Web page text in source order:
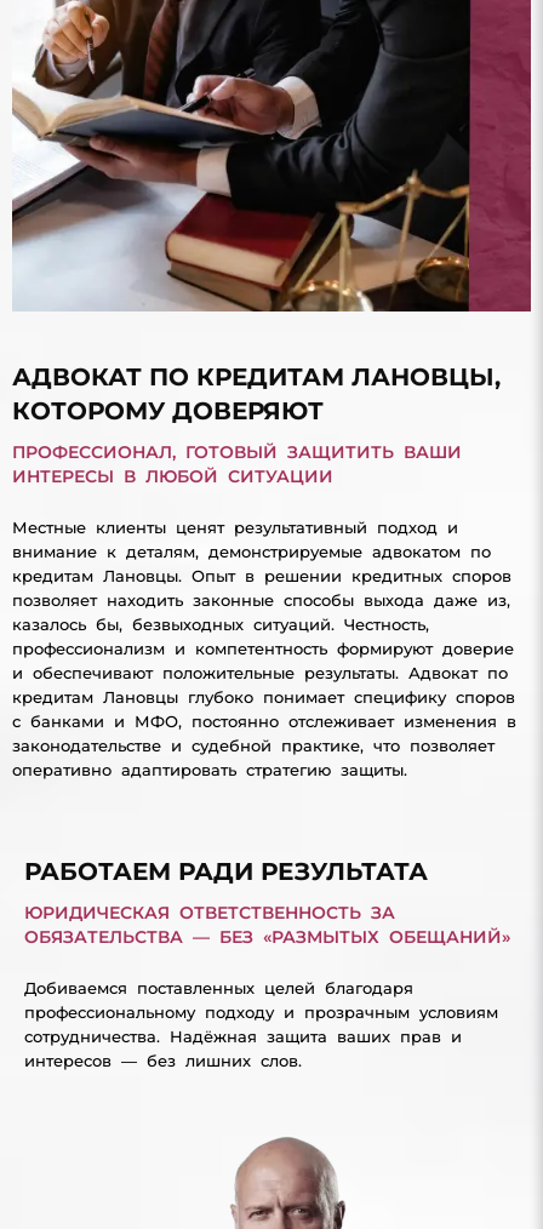
АДВОКАТ ПО КРЕДИТАМ ЛАНОВЦЫ,
КОТОРОМУ ДОВЕРЯЮТ
ПРОФЕССИОНАЛ, ГОТОВЫЙ ЗАЩИТИТЬ ВАШИ
ИНТЕРЕСЫ В ЛЮБОЙ СИТУАЦИИ
Местные клиенты ценят результативный подход и
внимание к деталям, демонстрируемые адвокатом по
кредитам Лановцы. Опыт в решении кредитных споров
позволяет находить законные способы выхода даже из,
казалось бы, безвыходных ситуаций. Честность,
профессионализм и компетентность формируют доверие
и обеспечивают положительные результаты. Адвокат по
кредитам Лановцы глубоко понимает специфику споров
с банками и МФО, постоянно отслеживает изменения в
законодательстве и судебной практике, что позволяет
оперативно адаптировать стратегию защиты.
РАБОТАЕМ РАДИ РЕЗУЛЬТАТА
ЮРИДИЧЕСКАЯ ОТВЕТСТВЕННОСТЬ ЗА
ОБЯЗАТЕЛЬСТВА — БЕЗ «РАЗМЫТЫХ ОБЕЩАНИЙ»
Добиваемся поставленных целей благодаря
профессиональному подходу и прозрачным условиям
сотрудничества. Надёжная защита ваших прав и
интересов — без лишних слов.